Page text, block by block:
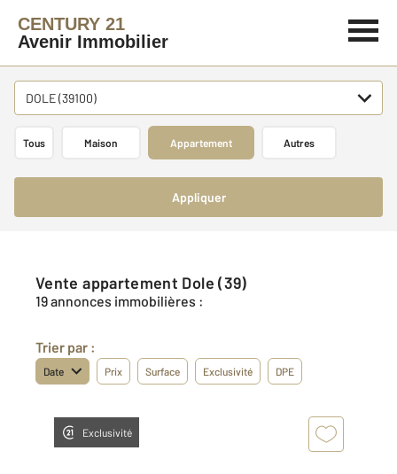
CENTURY 21
Avenir Immobilier
DOLE (39100)
Tous Maison Appartement Autres
Appliquer
Vente appartement Dole (39)
19 annonces immobilières :
Trier par :
Date Prix Surface Exclusivité DPE
Exclusivité